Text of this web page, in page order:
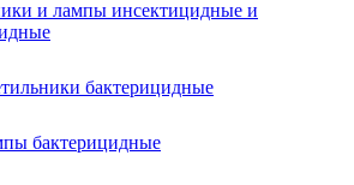
и лампы инсектицидные и
бактерицидные
бактерицидные